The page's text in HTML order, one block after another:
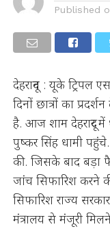
Published
देहरादून : यूके
दिनों छात्रों का
है. आज शाम देहरादूर में
पुष्कर सिंह धामी
की. जिसके बाद बड़ा
जांच सिफारिश करने
सिफारिश राज्य
मंत्रालय से मंजूरी